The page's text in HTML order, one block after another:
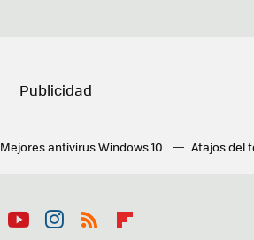
Mejores antivirus Windows 10 Atajos del